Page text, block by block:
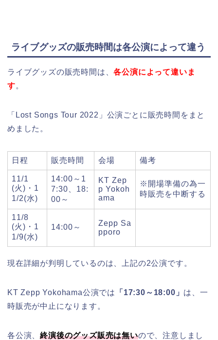
ライブグッズの販売時間は各公演によって違う
ライブグッズの販売時間は、各公演によって違いま
す。
「 Lost Songs Tour 2022 」 公演ごとに販売時間をまと
めました。
日程 販売時間 会場 備考
11/1
(火) ・ 1
1/2(水)
14:00 ～ 1
7:30
18:
00 ～
KT Zep
p Yokoh
ama
※開場準備の為一
時販売を中断する
11/8
(火) ・ 1
1/9(水)
14:00 ～
Zepp Sa
pporo
現在詳細が判明しているのは、上記の2公演です。
KT Zepp Yokohama公演では 「17:30～18:00」 は、一
時販売が中止になります。
各公演、終演後のグッズ販売は無いので、注意しまし